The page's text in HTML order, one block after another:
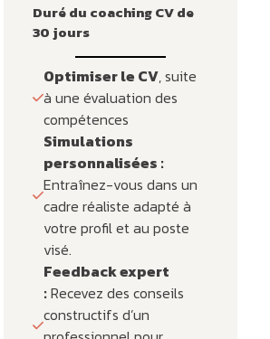
Duré du coaching CV de
30 jours
Optimiser le CV, suite
à une évaluation des
compétences
Simulations
personnalisées :
Entraînez-vous dans un
cadre réaliste adapté à
votre profil et au poste
visé.
Feedback expert
:Recevez des conseils
constructifs d’un